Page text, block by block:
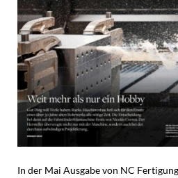
In der Mai Ausgabe von NC